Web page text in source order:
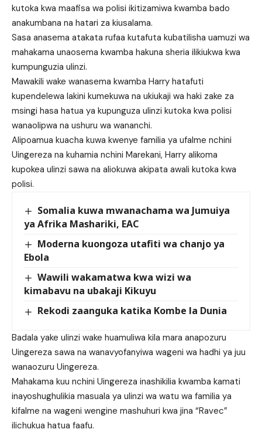
kutoka kwa maafisa wa polisi ikitizamiwa kwamba bado
anakumbana na hatari za kiusalama.
Sasa anasema atakata rufaa kutafuta kubatilisha uamuzi wa
mahakama unaosema kwamba hakuna sheria ilikiukwa kwa
kumpunguzia ulinzi.
Mawakili wake wanasema kwamba Harry hatafuti
kupendelewa lakini kumekuwa na ukiukaji wa haki zake za
msingi hasa hatua ya kupunguza ulinzi kutoka kwa polisi
wanaolipwa na ushuru wa wananchi.
Alipoamua kuacha kuwa kwenye familia ya ufalme nchini
Uingereza na kuhamia nchini Marekani, Harry alikoma
kupokea ulinzi sawa na aliokuwa akipata awali kutoka kwa
polisi.
Somalia kuwa mwanachama wa Jumuiya
ya Afrika Mashariki, EAC
Moderna kuongoza utafiti wa chanjo ya
Ebola
Wawili wakamatwa kwa wizi wa
kimabavu na ubakaji Kikuyu
Rekodi zaanguka katika Kombe la Dunia
Badala yake ulinzi wake huamuliwa kila mara anapozuru
Uingereza sawa na wanavyofanyiwa wageni wa hadhi ya juu
wanaozuru Uingereza.
Mahakama kuu nchini Uingereza inashikilia kwamba kamati
inayoshughulikia masuala ya ulinzi wa watu wa familia ya
kifalme na wageni wengine mashuhuri kwa jina “Ravec”
ilichukua hatua faafu.